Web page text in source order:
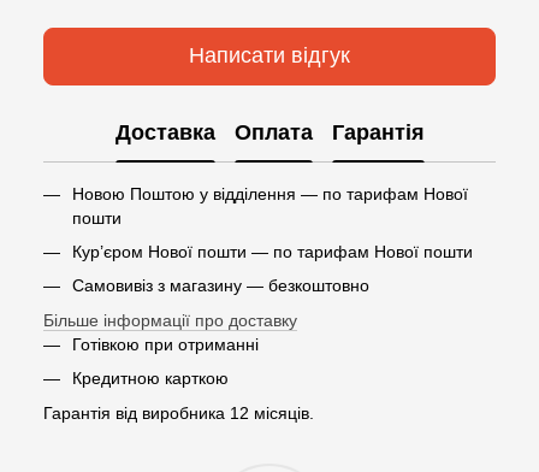
Написати відгук
Доставка Оплата Гарантія
Новою Поштою у відділення — по тарифам Нової
пошти
Кур’єром Нової пошти — по тарифам Нової пошти
Самовивіз з магазину — безкоштовно
Більше інформації про доставку
Готівкою при отриманні
Кредитною карткою
Гарантія від виробника 12 місяців.